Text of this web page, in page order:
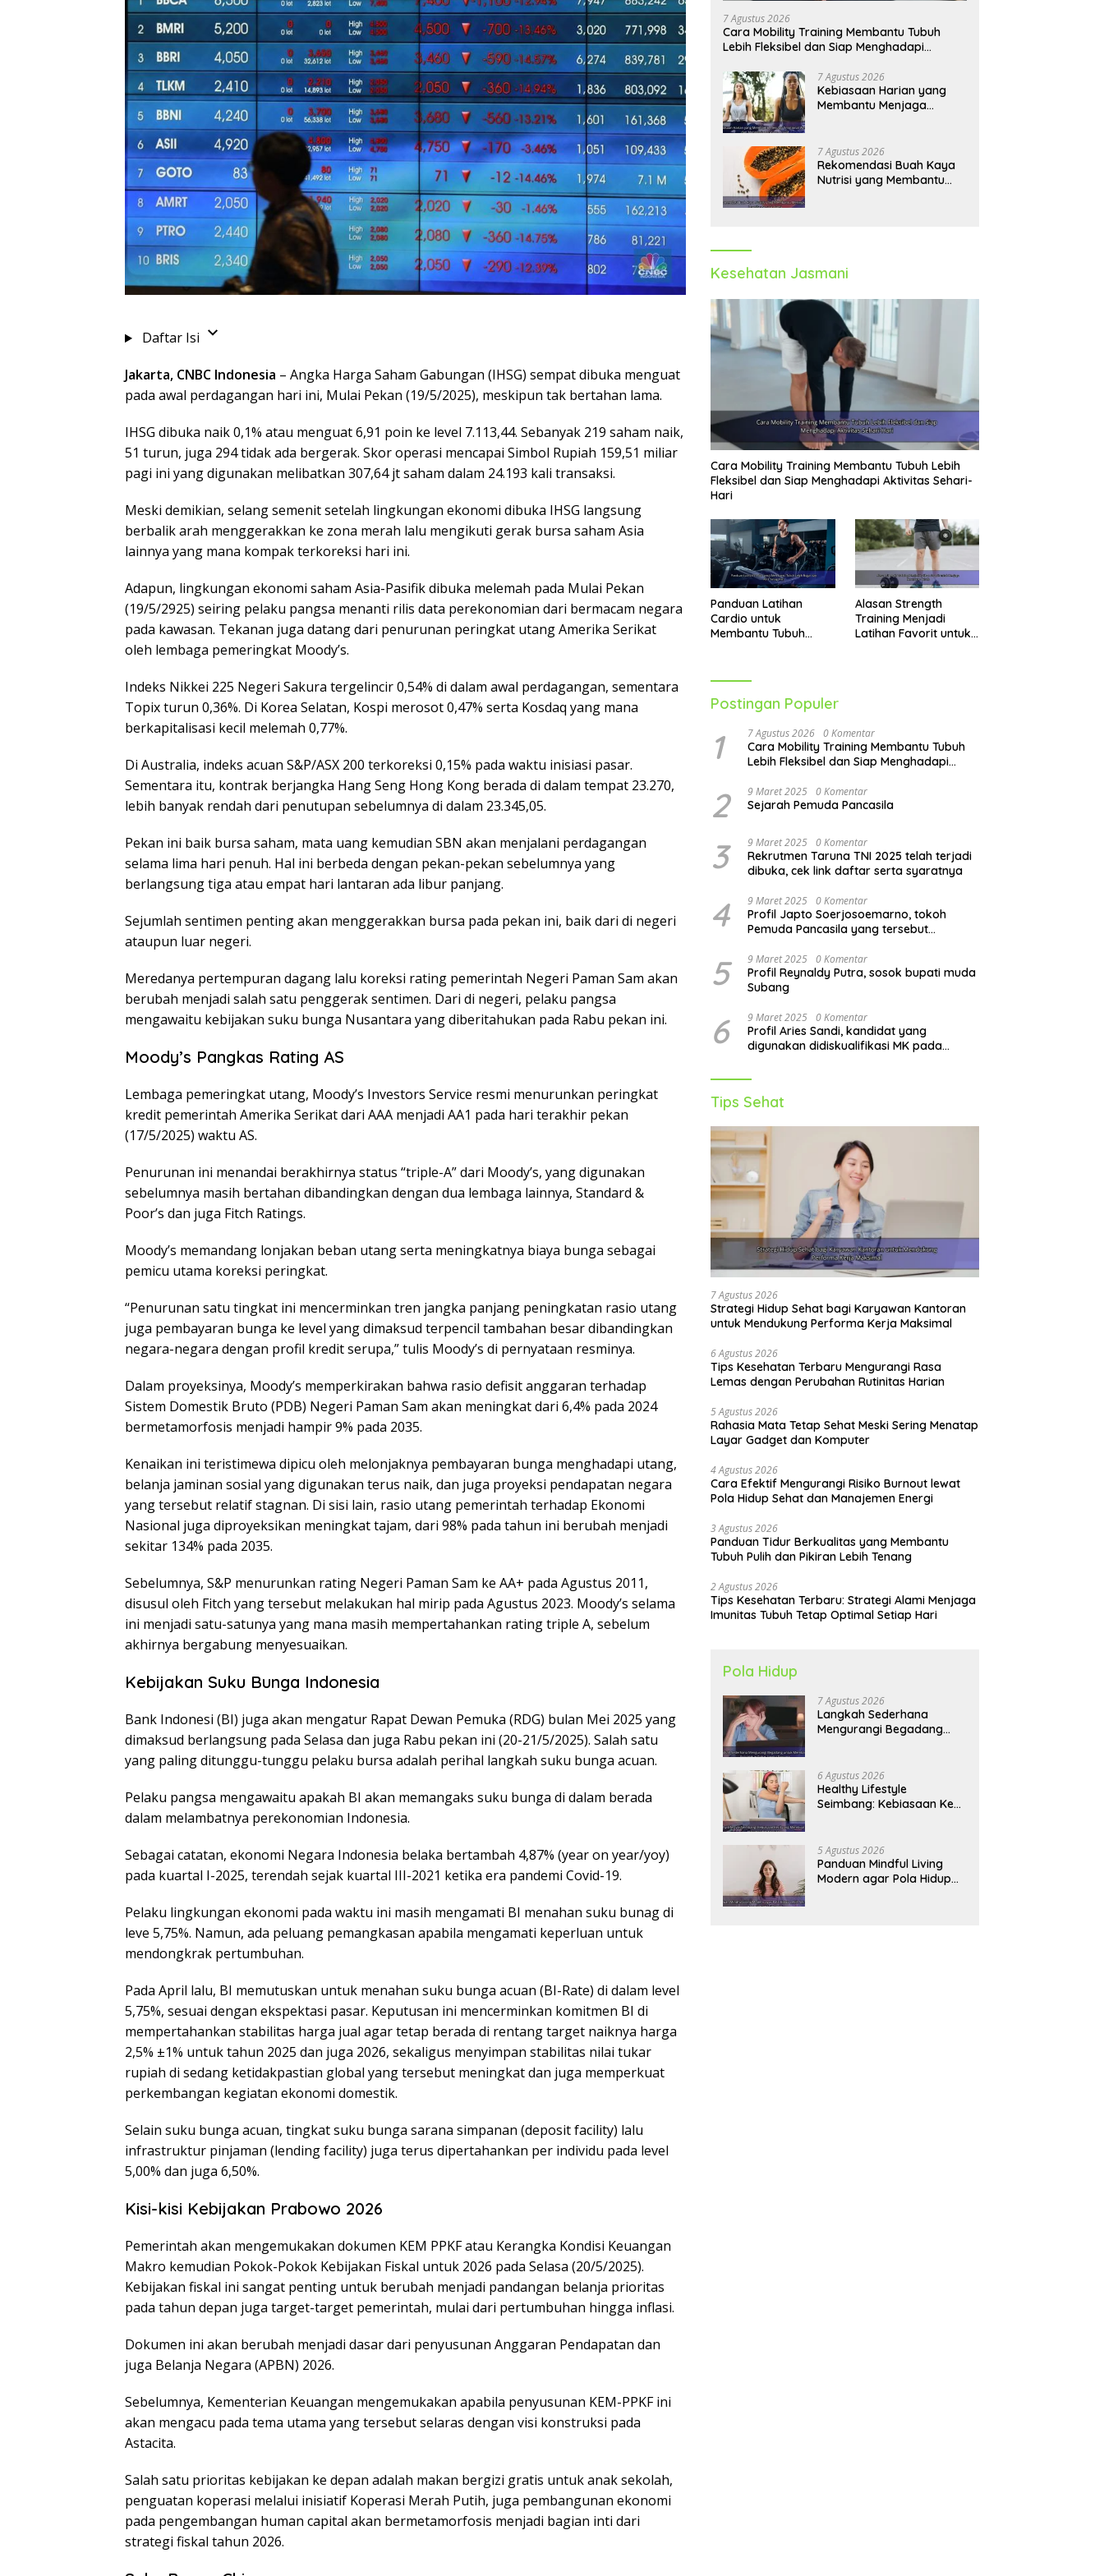
Daftar Isi
Jakarta, CNBC Indonesia – Angka Harga Saham Gabungan (IHSG) sempat dibuka menguat
pada awal perdagangan hari ini, Mulai Pekan (19/5/2025), meskipun tak bertahan lama.
IHSG dibuka naik 0,1% atau menguat 6,91 poin ke level 7.113,44. Sebanyak 219 saham naik,
51 turun, juga 294 tidak ada bergerak. Skor operasi mencapai Simbol Rupiah 159,51 miliar
pagi ini yang digunakan melibatkan 307,64 jt saham dalam 24.193 kali transaksi.
Meski demikian, selang semenit setelah lingkungan ekonomi dibuka IHSG langsung
berbalik arah menggerakkan ke zona merah lalu mengikuti gerak bursa saham Asia
lainnya yang mana kompak terkoreksi hari ini.
Adapun, lingkungan ekonomi saham Asia-Pasifik dibuka melemah pada Mulai Pekan
(19/5/2925) seiring pelaku pangsa menanti rilis data perekonomian dari bermacam negara
pada kawasan. Tekanan juga datang dari penurunan peringkat utang Amerika Serikat
oleh lembaga pemeringkat Moody’s.
Indeks Nikkei 225 Negeri Sakura tergelincir 0,54% di dalam awal perdagangan, sementara
Topix turun 0,36%. Di Korea Selatan, Kospi merosot 0,47% serta Kosdaq yang mana
berkapitalisasi kecil melemah 0,77%.
Di Australia, indeks acuan S&P/ASX 200 terkoreksi 0,15% pada waktu inisiasi pasar.
Sementara itu, kontrak berjangka Hang Seng Hong Kong berada di dalam tempat 23.270,
lebih banyak rendah dari penutupan sebelumnya di dalam 23.345,05.
Pekan ini baik bursa saham, mata uang kemudian SBN akan menjalani perdagangan
selama lima hari penuh. Hal ini berbeda dengan pekan-pekan sebelumnya yang
berlangsung tiga atau empat hari lantaran ada libur panjang.
Sejumlah sentimen penting akan menggerakkan bursa pada pekan ini, baik dari di negeri
ataupun luar negeri.
Meredanya pertempuran dagang lalu koreksi rating pemerintah Negeri Paman Sam akan
berubah menjadi salah satu penggerak sentimen. Dari di negeri, pelaku pangsa
mengawaitu kebijakan suku bunga Nusantara yang diberitahukan pada Rabu pekan ini.
Moody’s Pangkas Rating AS
Lembaga pemeringkat utang, Moody’s Investors Service resmi menurunkan peringkat
kredit pemerintah Amerika Serikat dari AAA menjadi AA1 pada hari terakhir pekan
(17/5/2025) waktu AS.
Penurunan ini menandai berakhirnya status “triple-A” dari Moody’s, yang digunakan
sebelumnya masih bertahan dibandingkan dengan dua lembaga lainnya, Standard &
Poor’s dan juga Fitch Ratings.
Moody’s memandang lonjakan beban utang serta meningkatnya biaya bunga sebagai
pemicu utama koreksi peringkat.
“Penurunan satu tingkat ini mencerminkan tren jangka panjang peningkatan rasio utang
juga pembayaran bunga ke level yang dimaksud terpencil tambahan besar dibandingkan
negara-negara dengan profil kredit serupa,” tulis Moody’s di pernyataan resminya.
Dalam proyeksinya, Moody’s memperkirakan bahwa rasio defisit anggaran terhadap
Sistem Domestik Bruto (PDB) Negeri Paman Sam akan meningkat dari 6,4% pada 2024
bermetamorfosis menjadi hampir 9% pada 2035.
Kenaikan ini teristimewa dipicu oleh melonjaknya pembayaran bunga menghadapi utang,
belanja jaminan sosial yang digunakan terus naik, dan juga proyeksi pendapatan negara
yang tersebut relatif stagnan. Di sisi lain, rasio utang pemerintah terhadap Ekonomi
Nasional juga diproyeksikan meningkat tajam, dari 98% pada tahun ini berubah menjadi
sekitar 134% pada 2035.
Sebelumnya, S&P menurunkan rating Negeri Paman Sam ke AA+ pada Agustus 2011,
disusul oleh Fitch yang tersebut melakukan hal mirip pada Agustus 2023. Moody’s selama
ini menjadi satu-satunya yang mana masih mempertahankan rating triple A, sebelum
akhirnya bergabung menyesuaikan.
Kebijakan Suku Bunga Indonesia
Bank Indonesi (BI) juga akan mengatur Rapat Dewan Pemuka (RDG) bulan Mei 2025 yang
dimaksud berlangsung pada Selasa dan juga Rabu pekan ini (20-21/5/2025). Salah satu
yang paling ditunggu-tunggu pelaku bursa adalah perihal langkah suku bunga acuan.
Pelaku pangsa mengawaitu apakah BI akan memangaks suku bunga di dalam berada
dalam melambatnya perekonomian Indonesia.
Sebagai catatan, ekonomi Negara Indonesia belaka bertambah 4,87% (year on year/yoy)
pada kuartal I-2025, terendah sejak kuartal III-2021 ketika era pandemi Covid-19.
Pelaku lingkungan ekonomi pada waktu ini masih mengamati BI menahan suku bunag di
leve 5,75%. Namun, ada peluang pemangkasan apabila mengamati keperluan untuk
mendongkrak pertumbuhan.
Pada April lalu, BI memutuskan untuk menahan suku bunga acuan (BI-Rate) di dalam level
5,75%, sesuai dengan ekspektasi pasar. Keputusan ini mencerminkan komitmen BI di
mempertahankan stabilitas harga jual agar tetap berada di rentang target naiknya harga
2,5% ±1% untuk tahun 2025 dan juga 2026, sekaligus menyimpan stabilitas nilai tukar
rupiah di sedang ketidakpastian global yang tersebut meningkat dan juga memperkuat
perkembangan kegiatan ekonomi domestik.
Selain suku bunga acuan, tingkat suku bunga sarana simpanan (deposit facility) lalu
infrastruktur pinjaman (lending facility) juga terus dipertahankan per individu pada level
5,00% dan juga 6,50%.
Kisi-kisi Kebijakan Prabowo 2026
Pemerintah akan mengemukakan dokumen KEM PPKF atau Kerangka Kondisi Keuangan
Makro kemudian Pokok-Pokok Kebijakan Fiskal untuk 2026 pada Selasa (20/5/2025).
Kebijakan fiskal ini sangat penting untuk berubah menjadi pandangan belanja prioritas
pada tahun depan juga target-target pemerintah, mulai dari pertumbuhan hingga inflasi.
Dokumen ini akan berubah menjadi dasar dari penyusunan Anggaran Pendapatan dan
juga Belanja Negara (APBN) 2026.
Sebelumnya, Kementerian Keuangan mengemukakan apabila penyusunan KEM-PPKF ini
akan mengacu pada tema utama yang tersebut selaras dengan visi konstruksi pada
Astacita.
Salah satu prioritas kebijakan ke depan adalah makan bergizi gratis untuk anak sekolah,
penguatan koperasi melalui inisiatif Koperasi Merah Putih, juga pembangunan ekonomi
pada pengembangan human capital akan bermetamorfosis menjadi bagian inti dari
strategi fiskal tahun 2026.
7 Agustus 2026
Cara Mobility Training Membantu Tubuh
Lebih Fleksibel dan Siap Menghadapi
7 Agustus 2026
Kebiasaan Harian yang
Membantu Menjaga
7 Agustus 2026
Rekomendasi Buah Kaya
Nutrisi yang Membantu
Kesehatan Jasmani
Cara Mobility Training Membantu Tubuh Lebih
Fleksibel dan Siap Menghadapi Aktivitas Sehari-
Hari
Panduan Latihan
Cardio untuk
Membantu Tubuh
Alasan Strength
Training Menjadi
Latihan Favorit untuk
Postingan Populer
1 7 Agustus 2026 0 Komentar
Cara Mobility Training Membantu Tubuh
Lebih Fleksibel dan Siap Menghadapi
2 9 Maret 2025 0 Komentar
Sejarah Pemuda Pancasila
3 9 Maret 2025 0 Komentar
Rekrutmen Taruna TNI 2025 telah terjadi
dibuka, cek link daftar serta syaratnya
4 9 Maret 2025 0 Komentar
Profil Japto Soerjosoemarno, tokoh
Pemuda Pancasila yang tersebut
5 9 Maret 2025 0 Komentar
Profil Reynaldy Putra, sosok bupati muda
Subang
6 9 Maret 2025 0 Komentar
Profil Aries Sandi, kandidat yang
digunakan didiskualifikasi MK pada
Tips Sehat
7 Agustus 2026
Strategi Hidup Sehat bagi Karyawan Kantoran
untuk Mendukung Performa Kerja Maksimal
6 Agustus 2026
Tips Kesehatan Terbaru Mengurangi Rasa
Lemas dengan Perubahan Rutinitas Harian
5 Agustus 2026
Rahasia Mata Tetap Sehat Meski Sering Menatap
Layar Gadget dan Komputer
4 Agustus 2026
Cara Efektif Mengurangi Risiko Burnout lewat
Pola Hidup Sehat dan Manajemen Energi
3 Agustus 2026
Panduan Tidur Berkualitas yang Membantu
Tubuh Pulih dan Pikiran Lebih Tenang
2 Agustus 2026
Tips Kesehatan Terbaru: Strategi Alami Menjaga
Imunitas Tubuh Tetap Optimal Setiap Hari
Pola Hidup
7 Agustus 2026
Langkah Sederhana
Mengurangi Begadang
Panjang
6 Agustus 2026
Healthy Lifestyle
Seimbang: Kebiasaan Kecil
5 Agustus 2026
Panduan Mindful Living
Modern agar Pola Hidup